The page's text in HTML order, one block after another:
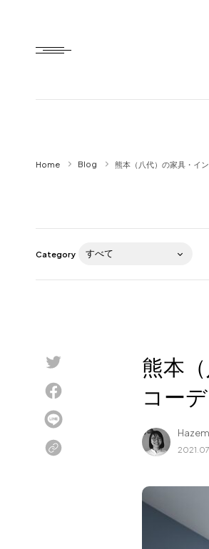
HTD style
Item
Brand
About us
Recruit
Contact
Home Blog 熊本（八代）の家具・イ
Category
熊本
コー